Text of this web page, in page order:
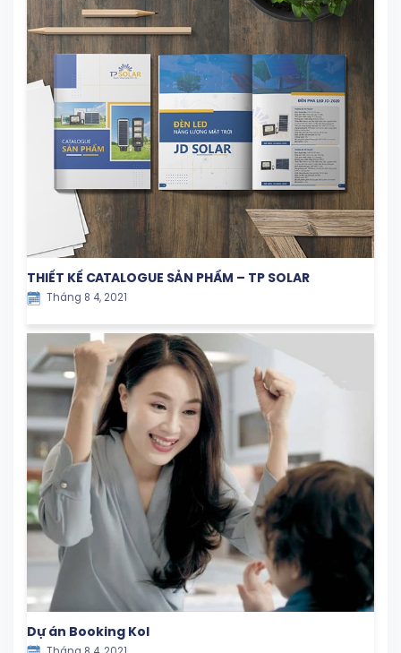
THIẾT KẾ CATALOGUE SẢN PHẨM – TP SOLAR
Tháng 8 4, 2021
Dự án Booking Kol